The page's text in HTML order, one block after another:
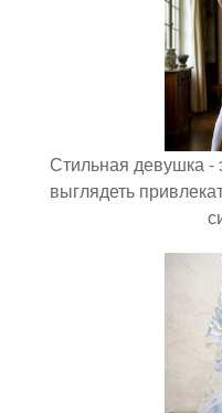
Стильная девушка -
выглядеть